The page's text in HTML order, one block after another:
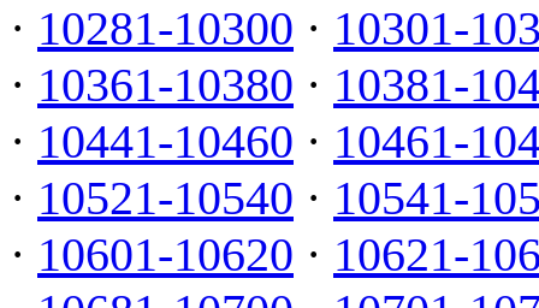
· 10281-10300 · 10301-
· 10361-10380 · 10381-
· 10441-10460 · 10461-
· 10521-10540 · 10541-
· 10601-10620 · 10621-